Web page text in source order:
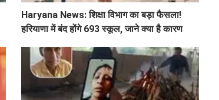
Haryana News: शिक्षा विभाग का बड़ा फैसला!
हरियाणा में बंद होंगे 693 स्कूल, जाने क्या है कारण